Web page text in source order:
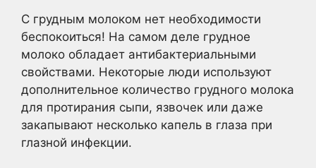
С грудным молоком нет необходимости
беспокоиться! На самом деле грудное
молоко обладает антибактериальными
свойствами. Некоторые люди используют
дополнительное количество грудного молока
для протирания сыпи, язвочек или даже
закапывают несколько капель в глаза при
глазной инфекции.